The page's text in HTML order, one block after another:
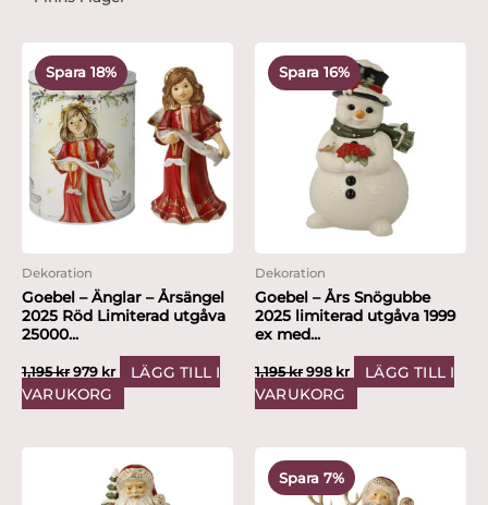
Spara 18%
Dekoration
Goebel – Änglar – Årsängel
2025 Röd Limiterad utgåva
25000...
1,195kr
ursprungliga
var:
1,195 kr.
979 kr
nuvarande
priset
är:
979 kr.
LÄGG TILL I
VARUKORG
Spara 16%
Dekoration
Goebel – Års Snögubbe
2025 limiterad utgåva 1999
ex med...
1,195kr
ursprungliga
1,195 kr.
998 kr
nuvarande
priset
är:
998 kr.
LÄGG TILL I
VARUKORG
Spara 7%ursprungliga
priset
nuvarande
priset